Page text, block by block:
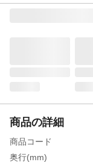
商品の詳細
商品コード
奥行(mm)